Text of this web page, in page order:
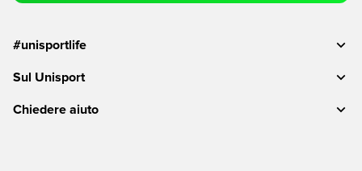
#unisportlife
Sul Unisport
Chiedere aiuto